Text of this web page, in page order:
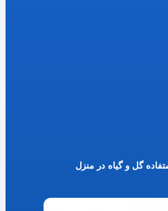
گل و گیاه در منزل